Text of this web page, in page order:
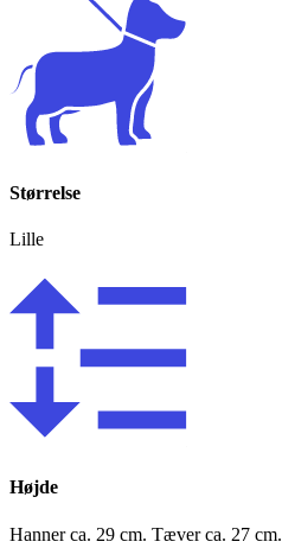
Størrelse
Lille
Højde
Hanner ca. 29 cm. Tæver ca. 27 cm.